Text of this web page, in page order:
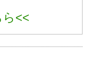
<<